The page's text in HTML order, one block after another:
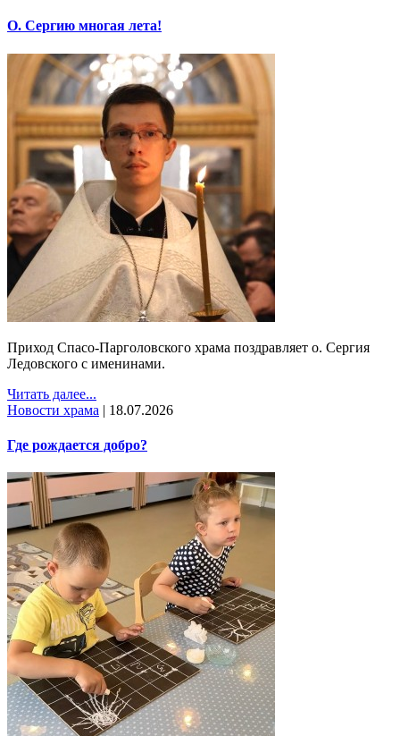
О. Сергию многая лета!
Приход Спасо-Парголовского храма поздравляет о. Сергия
Ледовского с именинами.
Читать далее...
Новости храма | 18.07.2026
Где рождается добро?